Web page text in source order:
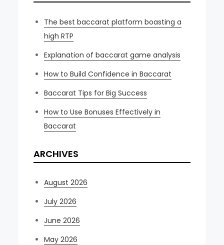
The best baccarat platform boasting a
high RTP
Explanation of baccarat game analysis
How to Build Confidence in Baccarat
Baccarat Tips for Big Success
How to Use Bonuses Effectively in
Baccarat
ARCHIVES
August 2026
July 2026
June 2026
May 2026